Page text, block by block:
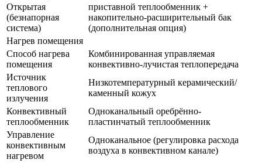
Открытая
(безнапорная
система)
приставной теплообменник +
накопительно-расширительный бак
(дополнительная опция)
Нагрев помещения
Способ нагрева
помещения
Комбинированная управляемая
конвективно-лучистая теплопередача
Источник
теплового
излучения
Низкотемпературный керамический/
каменный кожух
Конвективный
теплообменник
Одноканальный оребрённо-
пластинчатый теплообменник
Управление
конвективным
нагревом
Одноканальное (регулировка расхода
воздуха в конвективном канале)